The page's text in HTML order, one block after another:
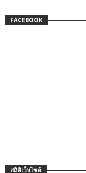
FACEBOOK
สถิติเว็บไซต์